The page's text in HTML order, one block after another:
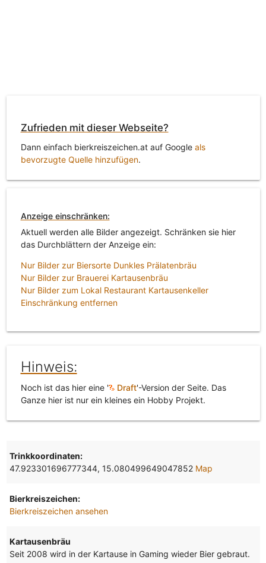
Zufrieden mit dieser Webseite?
Dann einfach bierkreiszeichen.at auf Google als
bevorzugte Quelle hinzufügen.
Anzeige einschränken:
Aktuell werden alle Bilder angezeigt. Schränken sie hier
das Durchblättern der Anzeige ein:
Nur Bilder zur Biersorte Dunkles Prälatenbräu
Nur Bilder zur Brauerei Kartausenbräu
Nur Bilder zum Lokal Restaurant Kartausenkeller
Einschränkung entfernen
Hinweis:
Noch ist das hier eine ' Draft'-Version der Seite. Das
Ganze hier ist nur ein kleines ein Hobby Projekt.
Trinkkoordinaten:
47.923301696777344, 15.080499649047852 Map
Bierkreiszeichen:
Bierkreiszeichen ansehen
Kartausenbräu
Seit 2008 wird in der Kartause in Gaming wieder Bier gebraut.